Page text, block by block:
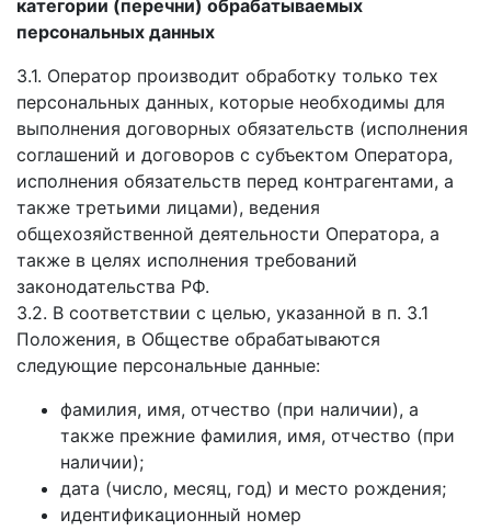
категории (перечни) обрабатываемых
персональных данных
3.1. Оператор производит обработку только тех
персональных данных, которые необходимы для
выполнения договорных обязательств (исполнения
соглашений и договоров с субъектом Оператора,
исполнения обязательств перед контрагентами, а
также третьими лицами), ведения
общехозяйственной деятельности Оператора, а
также в целях исполнения требований
законодательства РФ.
3.2. В соответствии с целью, указанной в п. 3.1
Положения, в Обществе обрабатываются
следующие персональные данные:
фамилия, имя, отчество (при наличии), а
также прежние фамилия, имя, отчество (при
наличии);
дата (число, месяц, год) и место рождения;
идентификационный номер